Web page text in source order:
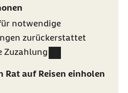
notwendige
zurückerstattet
Zuzahlung
Rat auf Reisen einholen